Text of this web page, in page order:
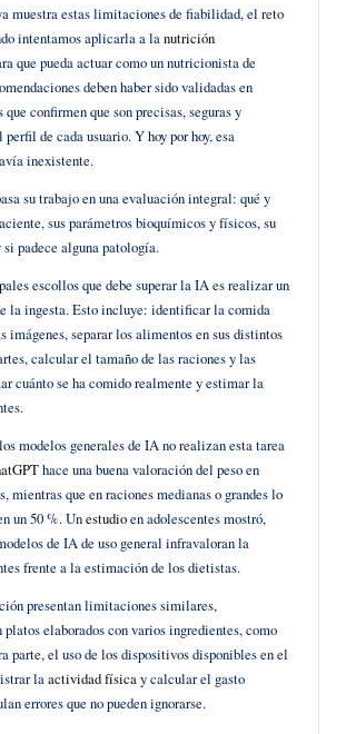
muestra estas limitaciones de fiabilidad, el reto
intentamos aplicarla a lanutrición
que pueda actuar como un nutricionista de
deben haber sido validadas en
que confirmen que son precisas, seguras y
perfil de cada usuario. Y hoy por hoy, esa
inexistente.
su trabajo en una evaluación integral: qué y
sus parámetros bioquímicos y físicos, su
padece alguna patología.
escollos que debe superar la IA es realizar un
la ingesta. Esto incluye: identificar la comida
imágenes, separar los alimentos en sus distintos
calcular el tamaño de las raciones y las
cuánto se ha comido realmente y estimar la
modelos generales de IA no realizan esta tarea
hace una buena valoración del peso en
mientras que en raciones medianas o grandes lo
un 50 %. Unestudioen adolescentes mostró,
de IA de uso general infravaloran la
frente a la estimación de los dietistas.
presentan limitaciones similares,
elaborados con varios ingredientes, como
parte, el uso de los dispositivos disponibles en el
laactividad físicay calcular el gasto
errores que no pueden ignorarse.